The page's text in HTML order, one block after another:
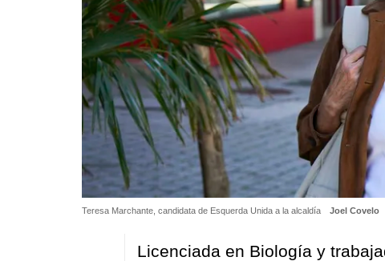
Teresa Marchante, candidata de Esquerda Unida a la alcaldía Joel Covelo
Licenciada en Biología y